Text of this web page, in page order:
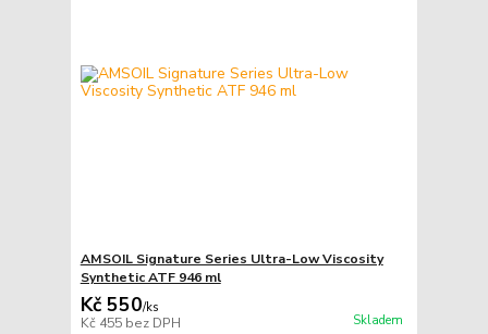
AMSOIL Signature Series Ultra-Low Viscosity
Synthetic ATF 946 ml
Kč 550/ks
Kč 455 bez DPH Skladem